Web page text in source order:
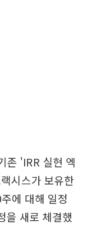
존 'IRR 실현 엑
시스가 보유한
에 대해 일정
을 새로 체결했